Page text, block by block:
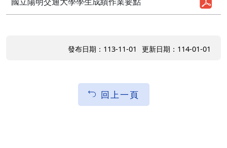
發布日期：113-11-01 更新日期：114-01-01
回上一頁